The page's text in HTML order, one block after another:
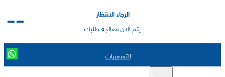
الرجاء الانتظار
يتم الان معالجة طلبك
التسعيرات